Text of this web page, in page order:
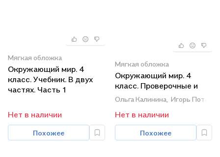
Мягкая обложка
Окружающий мир. 4
класс. Учебник. В двух
частях. Часть 1
Нет в наличии
Похожее
Мягкая обложка
Окружающий мир. 4
класс. Проверочные и
диагностические
работы. К учебнику И.В.
Потапова, Г.Г.
Ивченковой, Е.В.
Саплиной, А.И. Саплина
Ольга Калинина, Игорь Потапов
Нет в наличии
Похожее